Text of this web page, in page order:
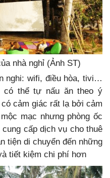
nhà nghỉ (Ảnh ST)
nghi: wifi, điều hòa, tivi…
có thể tự nấu ăn theo ý
cảm giác rất lạ bởi cảm
mạc nhưng phòng ốc
cấp dịch vụ cho thuê
tiện di chuyển đến những
tiết kiệm chi phí hơn